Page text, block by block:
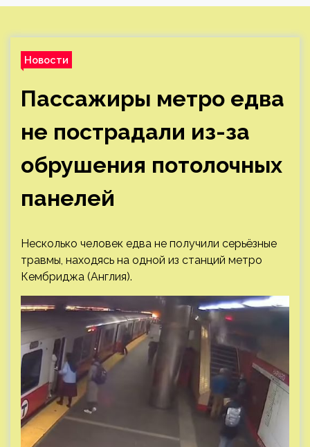
Новости
Пассажиры метро едва
не пострадали из-за
обрушения потолочных
панелей
Несколько человек едва не получили серьёзные
травмы, находясь на одной из станций метро
Кембриджа (Англия).